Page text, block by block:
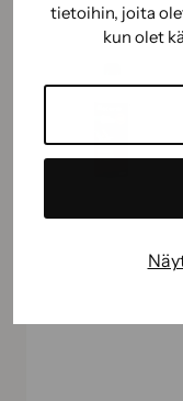
tietoihin, joita
kun olet